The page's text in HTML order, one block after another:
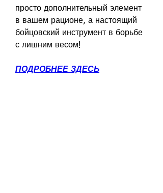
просто дополнительный элемент
в вашем рационе, а настоящий
бойцовский инструмент в борьбе
с лишним весом!
ПОДРОБНЕЕ ЗДЕСЬ